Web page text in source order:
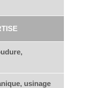
usinage